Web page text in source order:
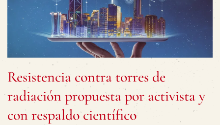
Resistencia contra torres de
radiación propuesta por activista y
con respaldo científico